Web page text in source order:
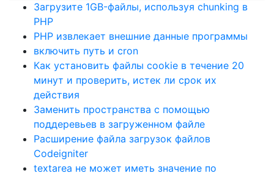
Загрузите 1GB-файлы, используя chunking в
PHP
PHP извлекает внешние данные программы
включить путь и cron
Как установить файлы cookie в течение 20
минут и проверить, истек ли срок их
действия
Заменить пространства с помощью
поддеревьев в загруженном файле
Расширение файла загрузок файлов
Codeigniter
textarea не может иметь значение по